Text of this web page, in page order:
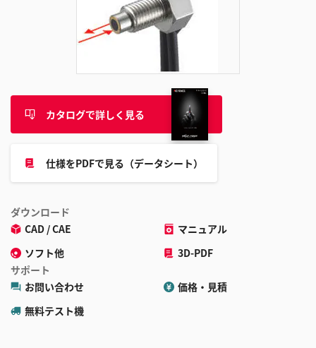
カタログで詳しく見る
仕様をPDFで見る（データシート）
ダウンロード
CAD / CAE
マニュアル
ソフト他
3D-PDF
サポート
お問い合わせ
価格・見積
無料テスト機